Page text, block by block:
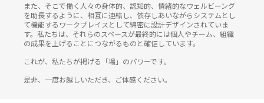
また、そこで働く人々の身体的、認知的、情緒的なウェルビーング
を助長するように、相互に連結し、依存しあいながらシステムとし
て機能するワークプレイスとして綿密に設計デザインされていま
す。私たちは、それらのスペースが最終的には個人やチーム、組織
の成果を上げることにつながるものと確信しています。
これが、私たちが掲げる「場」のパワーです。
是非、一度お越しいただき、ご体感ください。